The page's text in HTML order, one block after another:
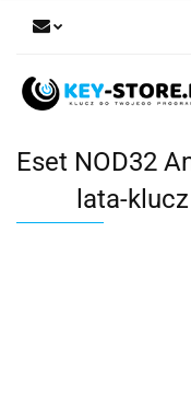
Eset NOD32
lata-